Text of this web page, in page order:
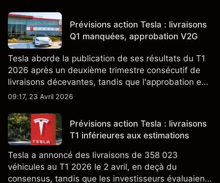
passées ne préjugent pas des résultats futurs.
Prévisions action Tesla : livraisons
Q1 manquées, approbation V2G
Tesla aborde la publication de ses résultats du T1
2026 après un deuxième trimestre consécutif de
livraisons décevantes, tandis que l'approbation en
Californie d'un programme V2G pour le Cybertruck
énergétique.
09:17, 23 Avril 2026
Prévisions action Tesla : livraisons
T1 inférieures aux estimations
Tesla a annoncé des livraisons de 358 023
véhicules au T1 2026 le 2 avril, en deçà du
consensus, tandis que les investisseurs évaluaient